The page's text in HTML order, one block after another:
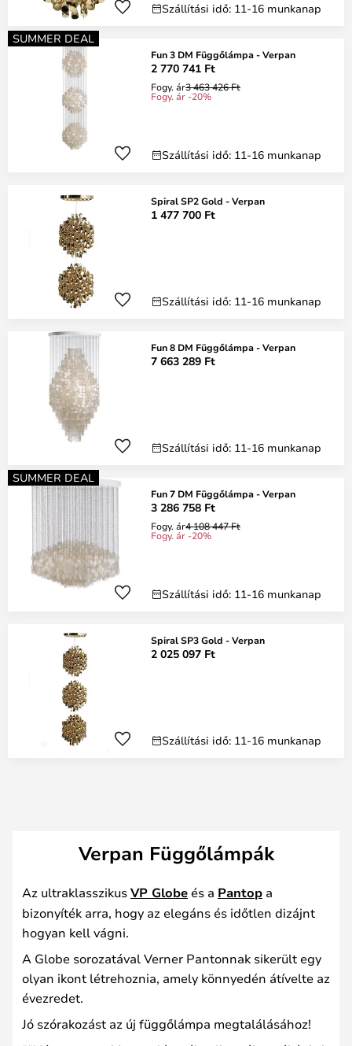
Szállítási idő: 11-16 munkanap
SUMMER DEAL
Fun 3 DM Függőlámpa - Verpan
2 770 741 Ft
Fogy. ár3 463 426 Ft
Fogy. ár -20%
Szállítási idő: 11-16 munkanap
Spiral SP2 Gold - Verpan
1 477 700 Ft
Szállítási idő: 11-16 munkanap
Fun 8 DM Függőlámpa - Verpan
7 663 289 Ft
Szállítási idő: 11-16 munkanap
SUMMER DEAL
Fun 7 DM Függőlámpa - Verpan
3 286 758 Ft
Fogy. ár4 108 447 Ft
Fogy. ár -20%
Szállítási idő: 11-16 munkanap
Spiral SP3 Gold - Verpan
2 025 097 Ft
Szállítási idő: 11-16 munkanap
Verpan Függőlámpák
Az ultraklasszikusVP Globeés a Pantop a
bizonyíték arra, hogy az elegáns és időtlen dizájnt
hogyan kell vágni.
A Globe sorozatával Verner Pantonnak sikerült egy
olyan ikont létrehoznia, amely könnyedén átívelte az
évezredet.
Jó szórakozást az új függőlámpa megtalálásához!